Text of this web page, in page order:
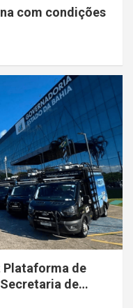
com condições
Plataforma de
de